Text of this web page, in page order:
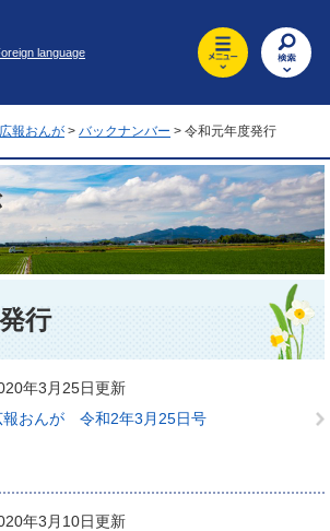
language
広報おんが > バックナンバー > 令和元年度発行
行
年3月25日更新
報おんが 令和2年3月25日号
年3月10日更新